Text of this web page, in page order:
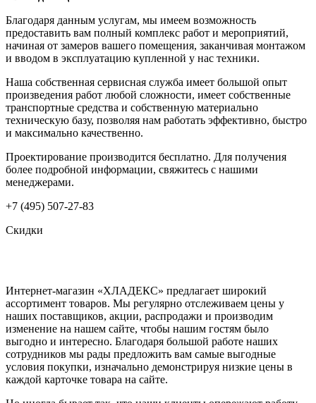
Благодаря данным услугам, мы имеем возможность
предоставить вам полный комплекс работ и мероприятий,
начиная от замеров вашего помещения, заканчивая монтажом
и вводом в эксплуатацию купленной у нас техники.
Наша собственная сервисная служба имеет большой опыт
произведения работ любой сложности, имеет собственные
транспортные средства и собственную материально
техническую базу, позволяя нам работать эффективно, быстро
и максимально качественно.
Проектирование производится бесплатно. Для получения
более подробной информации, свяжитесь с нашими
менеджерами.
+7 (495) 507-27-83
Скидки
Интернет-магазин «ХЛАДЕКС» предлагает широкий
ассортимент товаров. Мы регулярно отслеживаем цены у
наших поставщиков, акции, распродажи и производим
изменение на нашем сайте, чтобы нашим гостям было
выгодно и интересно. Благодаря большой работе наших
сотрудников мы рады предложить вам самые выгодные
условия покупки, изначально демонстрируя низкие цены в
каждой карточке товара на сайте.